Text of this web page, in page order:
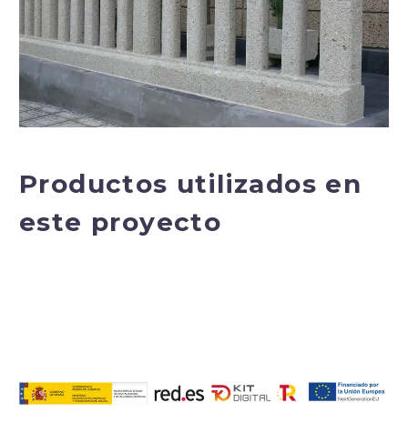
Productos utilizados en
este proyecto